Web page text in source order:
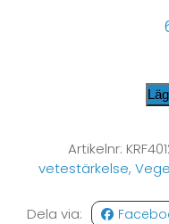
Artikelnr:
vetestärkelse,
Dela via: